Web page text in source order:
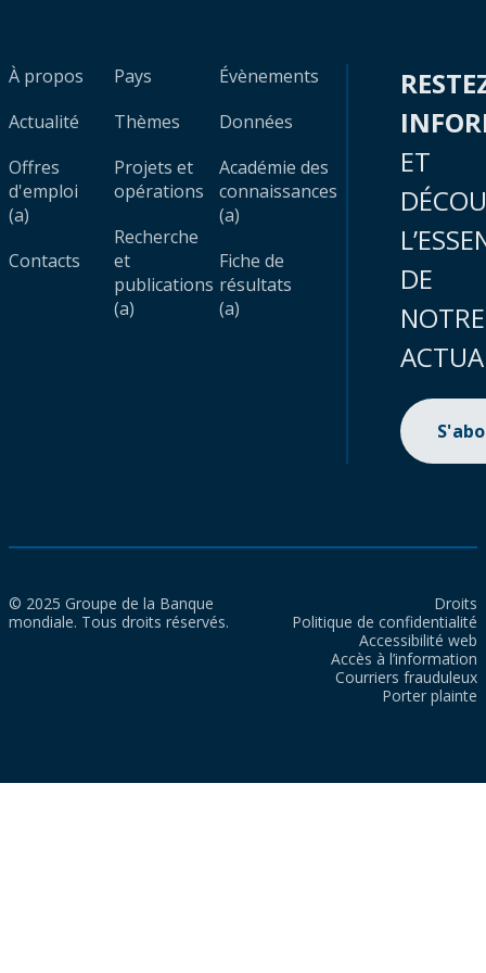
À propos
Actualité
Offres
d'emploi
(a)
Contacts
Pays
Thèmes
Projets et
opérations
Recherche
et
publications
(a)
Évènements
Données
Académie des
connaissances
(a)
Fiche de
résultats
(a)
ET
DE
NOTRE
© 2025 Groupe de la Banque
mondiale. Tous droits réservés.
Droits
Politique de confidentialité
Accessibilité web
Accès à l’information
Courriers frauduleux
Porter plainte